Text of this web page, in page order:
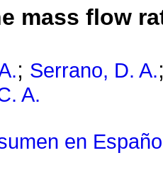
mass flow
; Serrano, D. A.
A.
en